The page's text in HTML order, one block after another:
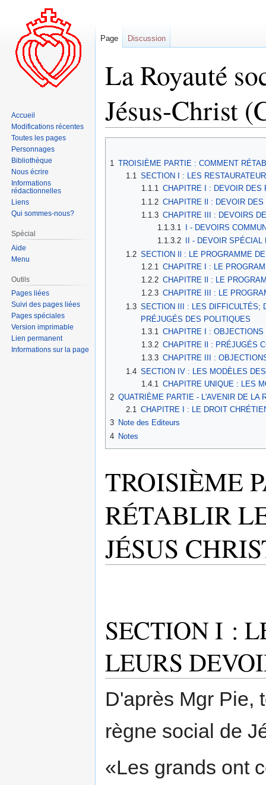
La Royauté
Jésus-Christ
navigation
1 TROISIÈME PARTIE : COMMENT
1.1 SECTION I : LES
1.1.1 CHAPITRE I : DEVOIR DES
1.1.2 CHAPITRE Il : DEVOIR DES
1.1.3 CHAPITRE III : DEVOIRS
1.1.3.1
I - DEVOIRS
1.1.3.2
II - DEVOIR
1.2 SECTION Il : LE PROGRAMME
1.2.1
CHAPITRE I : LE
1.2.2 CHAPITRE Il : LE
1.2.3 CHAPITRE III : LE
1.3 SECTION III : LES DIFFICULTÉS;
PRÉJUGÉS DES POLITIQUES
1.3.1
CHAPITRE I : OBJECTIONS
1.3.2 CHAPITRE Il : PRÉJUGÉS
1.3.3 CHAPITRE III :
1.4 SECTION IV : LES MODÈLES
1.4.1
CHAPITRE UNIQUE : LES
2 QUATRIÈME PARTIE - L'AVENIR DE LA
2.1 CHAPITRE I : LE DROIT
3 Note des Editeurs
4 Notes
TROISIÈME
RÉTABLIR
JÉSUS
SECTION I :
LEURS
D'après Mgr Pie,
règne social de
«Les grands ont
Page Discussion
Accueil
Modifications récentes
Toutes les pages
Personnages
Bibliothèque
Nous écrire
Informations
rédactionnelles
Liens
Qui sommes-nous?
Spécial
Aide
Menu
Outils
Pages liées
Suivi des pages liées
Pages spéciales
Version imprimable
Lien permanent
Informations sur la page